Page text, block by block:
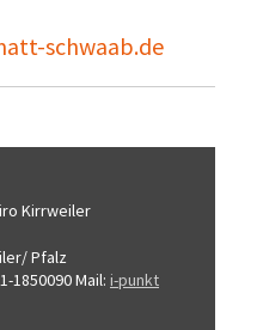
schwaab.de
Kirrweiler
Pfalz
1850090Mail: i-punkt